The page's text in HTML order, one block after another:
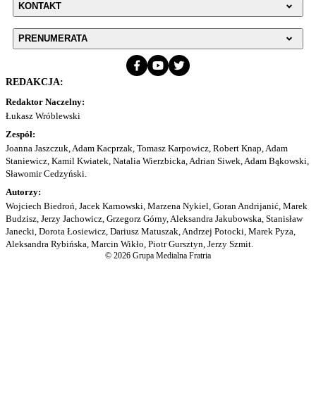
KONTAKT
PRENUMERATA
REDAKCJA:
Redaktor Naczelny:
Łukasz Wróblewski
Zespół:
Joanna Jaszczuk, Adam Kacprzak, Tomasz Karpowicz, Robert Knap, Adam
Staniewicz, Kamil Kwiatek, Natalia Wierzbicka, Adrian Siwek, Adam Bąkowski,
Sławomir Cedzyński.
Autorzy:
Wojciech Biedroń, Jacek Karnowski, Marzena Nykiel, Goran Andrijanić, Marek
Budzisz, Jerzy Jachowicz, Grzegorz Górny, Aleksandra Jakubowska, Stanisław
Janecki, Dorota Łosiewicz, Dariusz Matuszak, Andrzej Potocki, Marek Pyza,
Aleksandra Rybińska, Marcin Wikło, Piotr Gursztyn, Jerzy Szmit.
© 2026 Grupa Medialna Fratria